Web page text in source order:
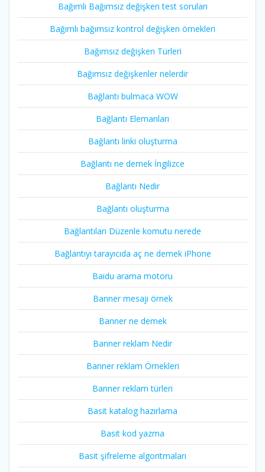
Bağımlı Bağımsız değişken test soruları
Bağımlı bağımsız kontrol değişken örnekleri
Bağımsız değişken Türleri
Bağımsız değişkenler nelerdir
Bağlantı bulmaca WOW
Bağlantı Elemanları
Bağlantı linki oluşturma
Bağlantı ne demek İngilizce
Bağlantı Nedir
Bağlantı oluşturma
Bağlantıları Düzenle komutu nerede
Bağlantıyı tarayıcıda aç ne demek iPhone
Baidu arama motoru
Banner mesajı örnek
Banner ne demek
Banner reklam Nedir
Banner reklam Örnekleri
Banner reklam türleri
Basit katalog hazırlama
Basit kod yazma
Basit şifreleme algoritmaları